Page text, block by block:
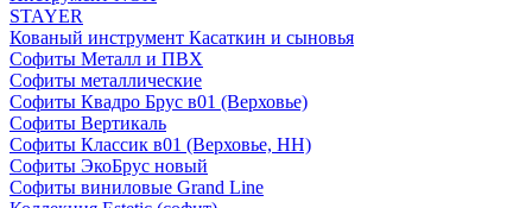
STAYER
Кованый инструмент Касаткин и сыновья
Софиты Металл и ПВХ
Софиты металлические
Софиты Квадро Брус в01 (Верховье)
Софиты Вертикаль
Софиты Классик в01 (Верховье, НН)
Софиты ЭкоБрус новый
Софиты виниловые Grand Line